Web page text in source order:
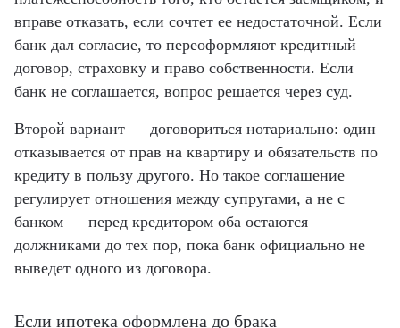
вправе отказать, если сочтет ее недостаточной. Если
банк дал согласие, то переоформляют кредитный
договор, страховку и право собственности. Если
банк не соглашается, вопрос решается через суд.
Второй вариант — договориться нотариально: один
отказывается от прав на квартиру и обязательств по
кредиту в пользу другого. Но такое соглашение
регулирует отношения между супругами, а не с
банком — перед кредитором оба остаются
должниками до тех пор, пока банк официально не
выведет одного из договора.
Если ипотека оформлена до брака